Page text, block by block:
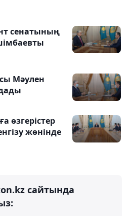
сенатының
Мәулен
өзгерістер
жөнінде
сайтында